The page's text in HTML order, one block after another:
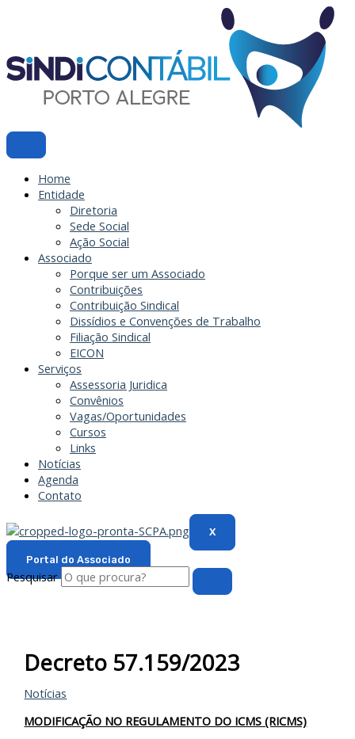
conteúdo
Home
Entidade
Diretoria
Sede Social
Ação Social
Associado
Porque ser um Associado
Contribuições
Contribuição Sindical
Dissídios e Convenções de Trabalho
Filiação Sindical
EICON
Serviços
Assessoria Juridica
Convênios
Vagas/Oportunidades
Cursos
Links
Notícias
Agenda
Contato
X
Portal do Associado
Pesquisar
Decreto 57.159/2023
Notícias
MODIFICAÇÃO NO REGULAMENTO DO ICMS (RICMS)